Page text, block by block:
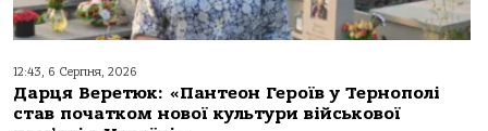
12:43, 6 Серпня, 2026
Дарця Веретюк: «Пантеон Героїв у Тернополі
став початком нової культури військової